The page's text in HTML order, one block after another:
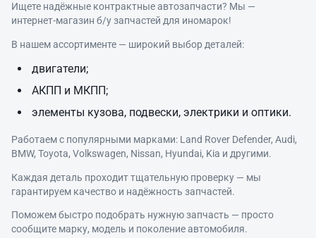
Ищете надёжные контрактные автозапчасти? Мы —
интернет‑магазин б/у запчастей для иномарок!
В нашем ассортименте — широкий выбор деталей:
двигатели;
АКПП и МКПП;
элементы кузова, подвески, электрики и оптики.
Работаем с популярными марками: Land Rover Defender, Audi,
BMW, Toyota, Volkswagen, Nissan, Hyundai, Kia и другими.
Каждая деталь проходит тщательную проверку — мы
гарантируем качество и надёжность запчастей.
Поможем быстро подобрать нужную запчасть — просто
сообщите марку, модель и поколение автомобиля.